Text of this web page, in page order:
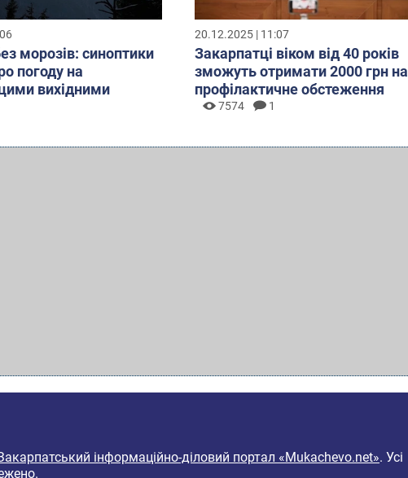
морозів: синоптики
погоду на
вихідними
20.12.2025 | 11:07
Закарпатці віком від 40 років
зможуть отримати 2000 грн на
профілактичне обстеження
7574 1
інформаційно-діловий портал «Mukachevo.net». Усі